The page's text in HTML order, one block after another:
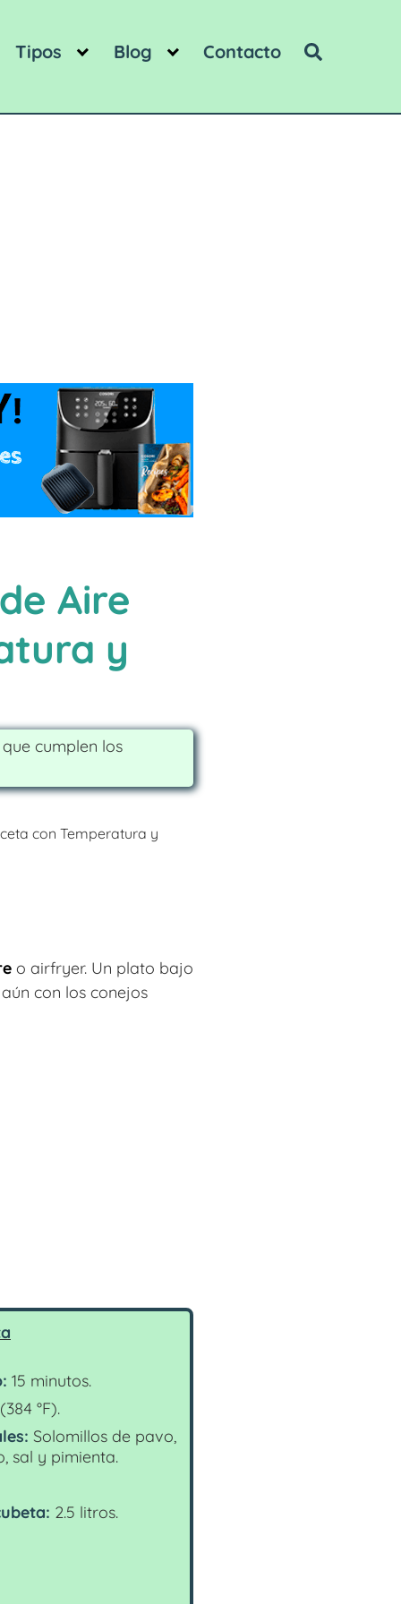
Tipos Blog Contacto
Aire
y
cumplen los
con Temperatura y
o airfryer. Un plato bajo
con los conejos
15 minutos.
°F).
Solomillos de pavo,
sal y pimienta.
2.5 litros.